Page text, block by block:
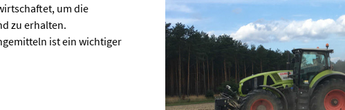
um die
zu erhalten.
ist ein wichtiger